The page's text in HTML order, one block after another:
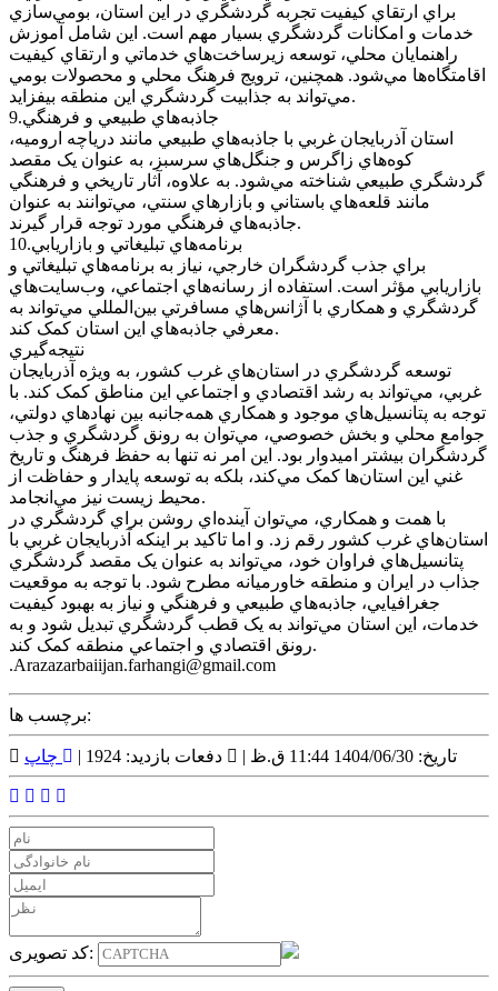
براي ارتقاي کيفيت تجربه گردشگري در اين استان، بومي‌سازي
خدمات و امکانات گردشگري بسيار مهم است. اين شامل آموزش
راهنمايان محلي، توسعه زيرساخت‌هاي خدماتي و ارتقاي کيفيت
اقامتگاه‌ها مي‌شود. همچنين، ترويج فرهنگ محلي و محصولات بومي
مي‌تواند به جذابيت گردشگري اين منطقه بيفزايد.
9.جاذبه‌هاي طبيعي و فرهنگي
استان آذربايجان غربي با جاذبه‌هاي طبيعي مانند درياچه اروميه،
کوه‌هاي زاگرس و جنگل‌هاي سرسبز، به عنوان يک مقصد
گردشگري طبيعي شناخته مي‌شود. به علاوه، آثار تاريخي و فرهنگي
مانند قلعه‌هاي باستاني و بازارهاي سنتي، مي‌توانند به عنوان
جاذبه‌هاي فرهنگي مورد توجه قرار گيرند.
10.برنامه‌هاي تبليغاتي و بازاريابي
براي جذب گردشگران خارجي، نياز به برنامه‌هاي تبليغاتي و
بازاريابي مؤثر است. استفاده از رسانه‌هاي اجتماعي، وب‌سايت‌هاي
گردشگري و همکاري با آژانس‌هاي مسافرتي بين‌المللي مي‌تواند به
معرفي جاذبه‌هاي اين استان کمک کند.
نتيجه‌گيري
توسعه گردشگري در استان‌هاي غرب کشور، به ويژه آذربايجان
غربي، مي‌تواند به رشد اقتصادي و اجتماعي اين مناطق کمک کند. با
توجه به پتانسيل‌هاي موجود و همکاري همه‌جانبه بين نهادهاي دولتي،
جوامع محلي و بخش خصوصي، مي‌توان به رونق گردشگري و جذب
گردشگران بيشتر اميدوار بود. اين امر نه تنها به حفظ فرهنگ و تاريخ
غني اين استان‌ها کمک مي‌کند، بلکه به توسعه پايدار و حفاظت از
محيط زيست نيز مي‌انجامد.
با همت و همکاري، مي‌توان آينده‌اي روشن براي گردشگري در
استان‌هاي غرب کشور رقم زد. و اما تاکيد بر اينکه آذربايجان غربي با
پتانسيل‌هاي فراوان خود، مي‌تواند به عنوان يک مقصد گردشگري
جذاب در ايران و منطقه خاورميانه مطرح شود. با توجه به موقعيت
جغرافيايي، جاذبه‌هاي طبيعي و فرهنگي و نياز به بهبود کيفيت
خدمات، اين استان مي‌تواند به يک قطب گردشگري تبديل شود و به
رونق اقتصادي و اجتماعي منطقه کمک کند.
.Arazazarbaiijan.farhangi@gmail.com
برچسب ها:
تاریخ: 1404/06/30 11:44 ق.ظ | دفعات بازدید: 1924 | چاپ
کد تصویری: